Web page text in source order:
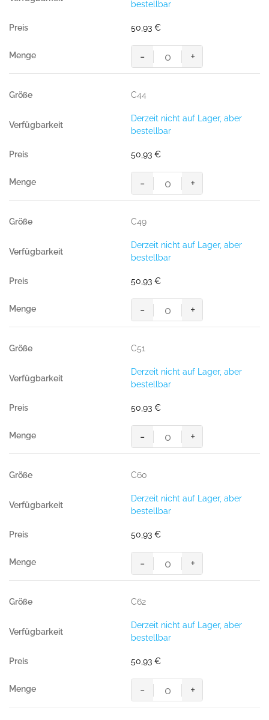
bestellbar
50,93 €
MASCOT® LIDO SHORTS
Menge
- +
C44
Derzeit nicht auf Lager, aber
bestellbar
50,93 €
MASCOT® LIDO SHORTS
Menge
- +
C49
Derzeit nicht auf Lager, aber
bestellbar
50,93 €
MASCOT® LIDO SHORTS
Menge
- +
C51
Derzeit nicht auf Lager, aber
bestellbar
50,93 €
MASCOT® LIDO SHORTS
Menge
- +
C60
Derzeit nicht auf Lager, aber
bestellbar
50,93 €
MASCOT® LIDO SHORTS
Menge
- +
C62
Derzeit nicht auf Lager, aber
bestellbar
50,93 €
MASCOT® LIDO SHORTS
Menge
- +